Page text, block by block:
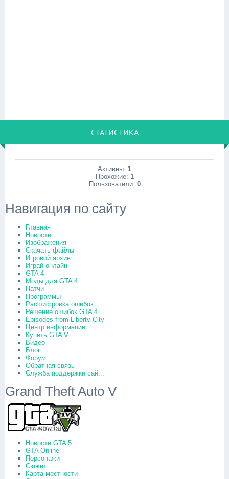
СТАТИСТИКА
Активны: 1
Прохожие: 1
Пользователи: 0
Навигация по сайту
Главная
Новости
Изображения
Скачать файлы
Игровой архив
Играй онлайн
GTA 4
Моды для GTA 4
Патчи
Программы
Расшифровка ошибок
Решение ошибок GTA 4
Episodes from Liberty City
Центр информации
Купить GTA V
Видео
Блог
Форум
Обратная связь
Служба поддержки сай...
Grand Theft Auto V
Новости GTA 5
GTA Online
Персонажи
Сюжет
Карта местности